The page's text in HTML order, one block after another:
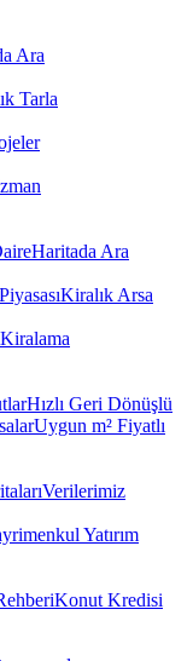
Ara
Tarla
Haritada Ara
Kiralık Arsa
Kiralama
Hızlı Geri Dönüşlü
Uygun m² Fiyatlı
Verilerimiz
Yatırım
Konut Kredisi